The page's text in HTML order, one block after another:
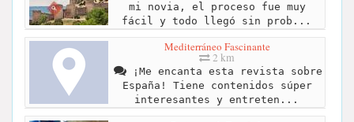
mi novia, el proceso fue muy
fácil y todo llegó sin prob...
Mediterráneo Fascinante
2 km
¡Me encanta esta revista sobre
España! Tiene contenidos súper
interesantes y entreten...